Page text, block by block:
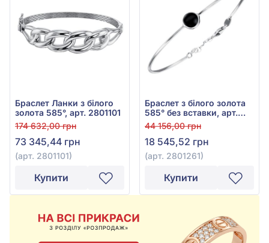
Браслет Ланки з білого
золота 585°, арт. 2801101
174 632,00 грн
73 345,44 грн
(арт. 2801101)
Купити
Браслет з білого золота
585° без вставки, арт.
2801261
44 156,00 грн
18 545,52 грн
(арт. 2801261)
Купити